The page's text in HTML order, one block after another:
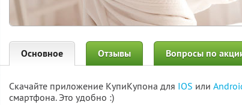
Основное Отзывы Вопросы по
Скачайте приложение КупиКупона для IOS или
смартфона. Это удобно :)